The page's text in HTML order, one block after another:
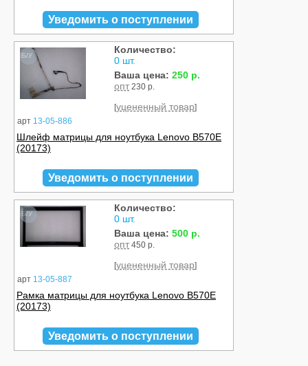
Уведомить о поступлении
Б/У
арт 13-05-886
Количество:
0 шт.
Ваша цена: 250 р.
опт 230 р.
[уцененный товар]
Шлейф матрицы для ноутбука Lenovo B570E
(20173)
Уведомить о поступлении
Б/У
арт 13-05-887
Количество:
0 шт.
Ваша цена: 500 р.
опт 450 р.
[уцененный товар]
Рамка матрицы для ноутбука Lenovo B570E
(20173)
Уведомить о поступлении